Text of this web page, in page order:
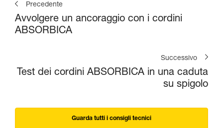
Precedente
Avvolgere un ancoraggio con i cordini
ABSORBICA
Successivo
Test dei cordini ABSORBICA in una caduta
su spigolo
Guarda tutti i consigli tecnici